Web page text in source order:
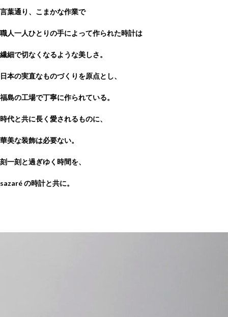
言葉通り、こまかな作業で
職人一人ひとりの手によって作られた時計は
繊細で切なくなるような美しさ。
日本の実直なものづくりを原点とし、
福島の工場で丁寧に作られている。
時代と共に長く愛されるものに、
華美な装飾は必要ない。
刻一刻と過ぎゆく時間を、
sazaré の時計と共に。